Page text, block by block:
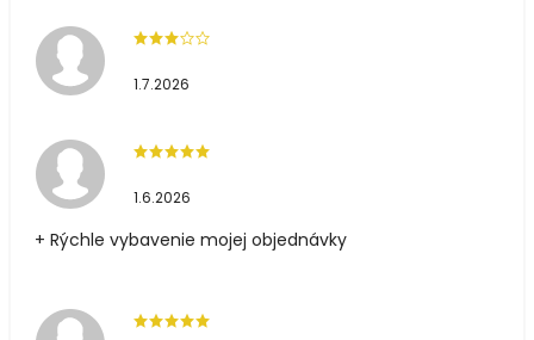
1.7.2026
1.6.2026
+ Rýchle vybavenie mojej objednávky